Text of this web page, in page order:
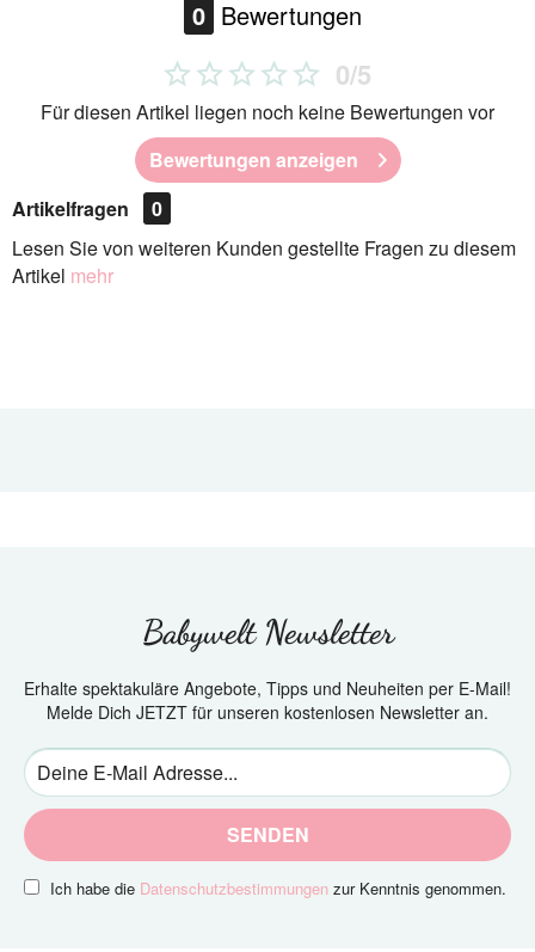
0 Bewertungen
0/5
Für diesen Artikel liegen noch keine Bewertungen vor
Bewertungen anzeigen
Artikelfragen
0
Lesen Sie von weiteren Kunden gestellte Fragen zu diesem
Artikel mehr
Babywelt Newsletter
Erhalte spektakuläre Angebote, Tipps und Neuheiten per E-Mail!
Melde Dich JETZT für unseren kostenlosen Newsletter an.
SENDEN
Ich habe die Datenschutzbestimmungen zur Kenntnis genommen.